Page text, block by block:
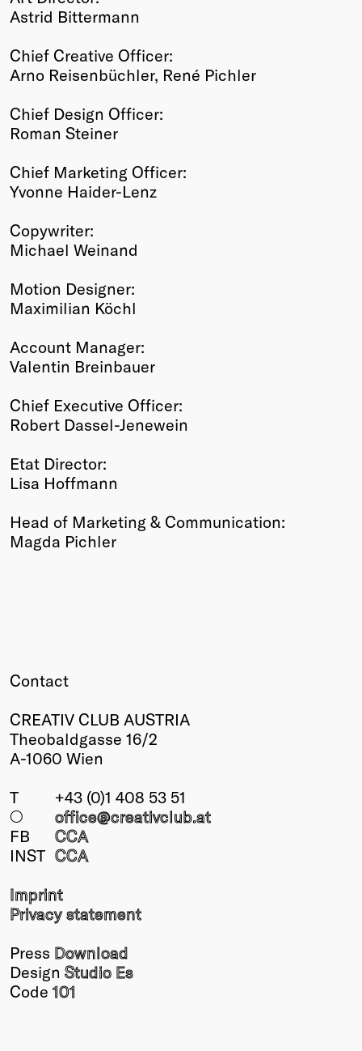
Astrid Bittermann
Chief Creative Officer:
Arno Reisenbüchler, René Pichler
Chief Design Officer:
Roman Steiner
Chief Marketing Officer:
Yvonne Haider-Lenz
Copywriter:
Michael Weinand
Motion Designer:
Maximilian Köchl
Account Manager:
Valentin Breinbauer
Chief Executive Officer:
Robert Dassel-Jenewein
Etat Director:
Lisa Hoffmann
Head of Marketing & Communication:
Magda Pichler
Contact
CREATIV CLUB AUSTRIA
Theobaldgasse 16/2
A-1060 Wien
T
+43 (0)1 408 53 51
○
office@creativclub.at
FB
CCA
INST CCA
Imprint
Privacy statement
Press Download
Design Studio Es
Code 101